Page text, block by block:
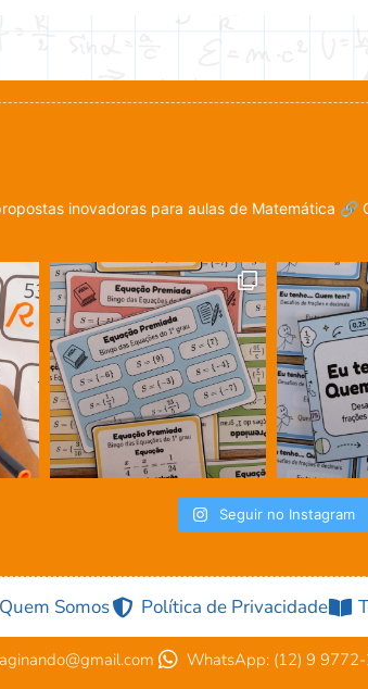
inovadoras para aulas de Matemática 🔗
Seguir no Instagram
Quem Somos Política de Privacidade
WhatsApp: (12) 9